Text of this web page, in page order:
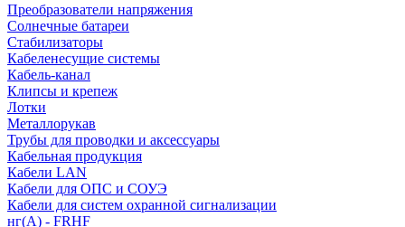
Преобразователи напряжения
Солнечные батареи
Стабилизаторы
Кабеленесущие системы
Кабель-канал
Клипсы и крепеж
Лотки
Металлорукав
Трубы для проводки и аксессуары
Кабельная продукция
Кабели LAN
Кабели для ОПС и СОУЭ
Кабели для систем охранной сигнализации
нг(A) - FRHF